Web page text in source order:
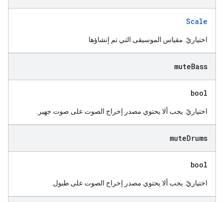
Scale
اختياريّ. مقياس الموسيقى التي تم إنشاؤها
muteBass
bool
اختياريّ. يجب ألا يحتوي مصدر إخراج الصوت على صوت جهير.
muteDrums
bool
اختياريّ. يجب ألا يحتوي مصدر إخراج الصوت على طبول.